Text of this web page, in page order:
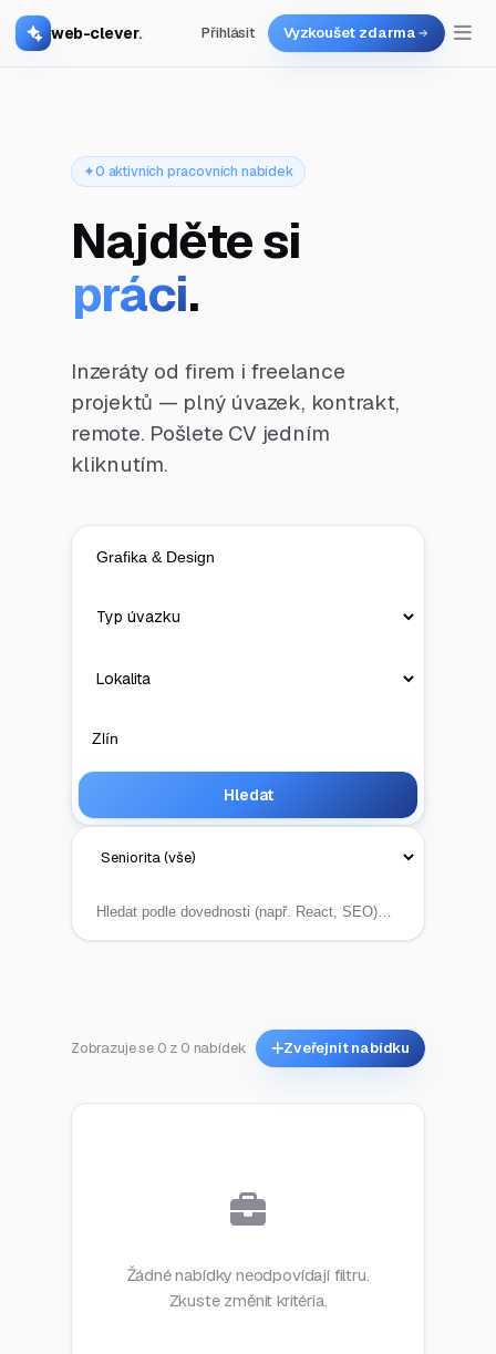
web-clever. Přihlásit Vyzkoušet zdarma
0 aktivních pracovních nabídek
Najděte si
práci.
Inzeráty od firem i freelance
projektů — plný úvazek, kontrakt,
remote. Pošlete CV jedním
kliknutím.
Hledat
Zobrazuje se 0 z 0 nabídek Zveřejnit nabídku
Žádné nabídky neodpovídají filtru.
Zkuste změnit kritéria.